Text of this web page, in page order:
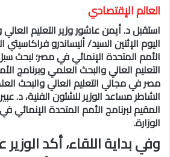
العالم الإقتصادي
استقبل د. أيمن عاشور وزير التعليم
اليوم الإثنين السيد/ أليساندرو
الأمم المتحدة الإنمائي في مصر؛ لبحث
التعليم العالي والبحث العلمي وبرنامج
مصر في مجالي التعليم العالي والبحث
الشاطر مساعد الوزير للشئون الفنية، د.
المقيم لبرنامج الأمم المتحدة الإنمائي
الوزارة.
وفي بداية اللقاء، أكد